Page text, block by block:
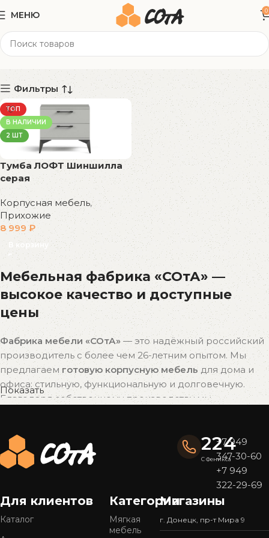
МЕНЮ 0
50x38x46 см
Фильтры
ТОП
В НАЛИЧИИ
2 ШТ
Тумба ЛОФТ Шиншилла
серая
Корпусная мебель,
Прихожие
8 999₽
В корзину
Мебельная фабрика «СОтА» —
высокое качество и доступные
цены
Фабрика мебели «СОтА» — это надёжный российский
производитель с более чем 26-летним опытом. Мы
предлагаем готовую корпусную мебель для дома и
офиса: стильную, функциональную и долговечную.
Благодаря собственному производству мы
Почему выбирают мебель «СОтА»?
У нас представлен
большой выбор мебели
популярных стилях — от современного минимализма
до уютной классики. Готовые решения подойдут для
Показать
224
С Феникса
+7 949
347-30-60
+7 949
322-29-69
Для клиентов
Каталог
Категории
Мягкая
мебель
Магазины
г. Донецк, пр-т Мира 9